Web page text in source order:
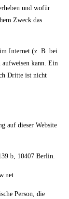
und wofür
Zweck das
Internet (z. B. bei
kann. Ein
Dritte ist nicht
auf dieser Website
b, 10407 Berlin.
Person, die